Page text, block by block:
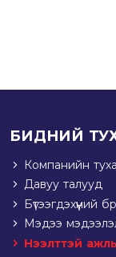
БИДНИЙ
Компанийн
Давуу талууд
Бүтээгдэхүүний
Мэдээ
Нээлттэй